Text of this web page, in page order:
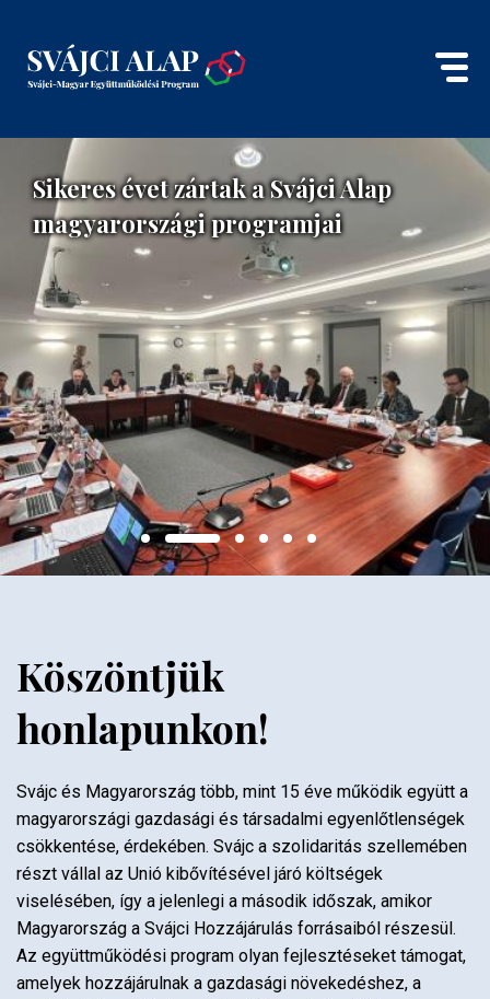
Sikeres évet zártak a Svájci Alap
magyarországi programjai
Köszöntjük
honlapunkon!
Svájc és Magyarország több, mint 15 éve működik együtt a
magyarországi gazdasági és társadalmi egyenlőtlenségek
csökkentése, érdekében. Svájc a szolidaritás szellemében
részt vállal az Unió kibővítésével járó költségek
viselésében, így a jelenlegi a második időszak, amikor
Magyarország a Svájci Hozzájárulás forrásaiból részesül.
Az együttműködési program olyan fejlesztéseket támogat,
amelyek hozzájárulnak a gazdasági növekedéshez, a